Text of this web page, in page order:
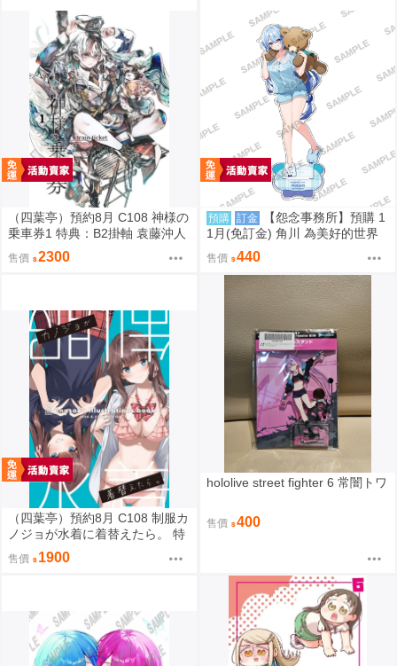
（四葉亭）預約8月 C108 神様の
乗車券1 特典：B2掛軸 袁藤沖人
售價 2300
預購 訂金
【怨念事務所】預購 1
1月(免訂金) 角川 為美好的世界
獻上祝福! 阿克婭 誕生祭2026 壓
克力立牌 0822
售價 440
（四葉亭）預約8月 C108 制服カ
ノジョが水着に着替えたら。 特
典：B2掛軸 うなさか
售價 1900
hololive street fighter 6 常闇トワ
售價 400